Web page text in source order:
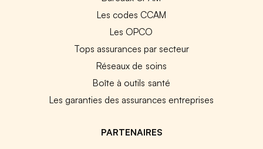
Les codes CCAM
Les OPCO
Tops assurances par secteur
Réseaux de soins
Boîte à outils santé
Les garanties des assurances entreprises
PARTENAIRES